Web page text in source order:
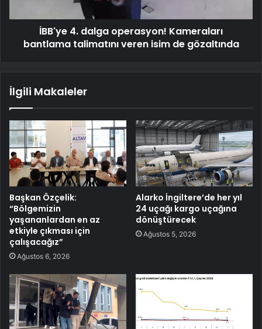
İBB'ye 4. dalga operasyon! Kameraları
bantlama talimatını veren isim de gözaltında
İlgili Makaleler
Başkan Özçelik:
“Bölgemizin
yaşananlardan en az
etkiyle çıkması için
çalışacağız”
Ağustos 6, 2026
Alarko İngiltere’de her yıl
24 uçağı kargo uçağına
dönüştürecek
Ağustos 5, 2026